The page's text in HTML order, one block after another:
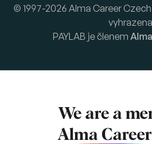
© 1997-2026 Alma Career
PAYLAB je členem
We are a
Alma Career